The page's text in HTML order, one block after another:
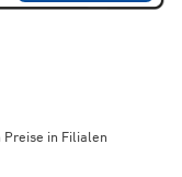
in Filialen